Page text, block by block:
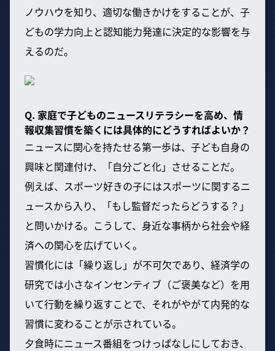
ノウハウを知り、適切な働きかけをすることが、子
どもの学力向上と認知能力発達に決定的な影響を与
えるのだ。
Q. 家庭で子どものニュースリテラシーを高め、情
報収集習慣を築くには具体的にどうすればよいか？
ニュースに関心を持たせる第一歩は、子ども自身の
興味と関連付け、「自分ごと化」させることだ。
例えば、スポーツ好きの子にはスポーツに関するニ
ュースから入り、「もし監督だったらどうする？」
と問いかける。こうして、身近な事柄から社会や経
済への関心を広げていく。
習慣化には「繰り返し」が不可欠であり、経済学の
研究では小さなインセンティブ（ご褒美など）を用
いて行動を繰り返すことで、それがやがて内発的な
習慣に変わることが示されている。
夕食時にニュース番組をつけっぱなしにしておき、